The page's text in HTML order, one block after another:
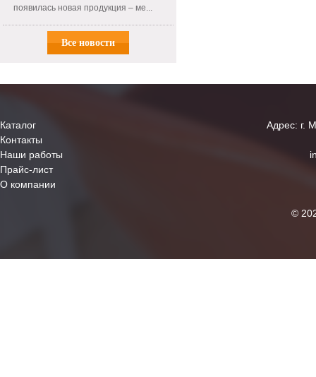
появилась новая продукция – ме...
Все новости
Каталог
Контакты
Наши работы
Прайс-лист
О компании
Адрес: г.
©